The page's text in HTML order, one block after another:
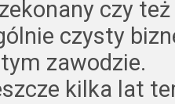
czy
czysty
zawodzie.
kilka lat